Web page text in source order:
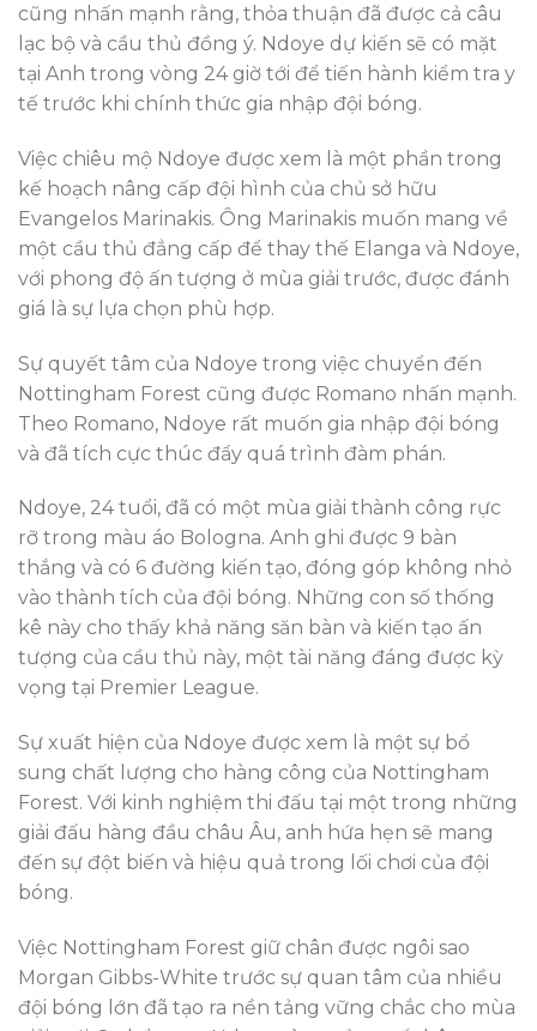
cũng nhấn mạnh rằng, thỏa thuận đã được cả câu
lạc bộ và cầu thủ đồng ý. Ndoye dự kiến sẽ có mặt
tại Anh trong vòng 24 giờ tới để tiến hành kiểm tra y
tế trước khi chính thức gia nhập đội bóng.
Việc chiêu mộ Ndoye được xem là một phần trong
kế hoạch nâng cấp đội hình của chủ sở hữu
Evangelos Marinakis. Ông Marinakis muốn mang về
một cầu thủ đẳng cấp để thay thế Elanga và Ndoye,
với phong độ ấn tượng ở mùa giải trước, được đánh
giá là sự lựa chọn phù hợp.
Sự quyết tâm của Ndoye trong việc chuyển đến
Nottingham Forest cũng được Romano nhấn mạnh.
Theo Romano, Ndoye rất muốn gia nhập đội bóng
và đã tích cực thúc đẩy quá trình đàm phán.
Ndoye, 24 tuổi, đã có một mùa giải thành công rực
rỡ trong màu áo Bologna. Anh ghi được 9 bàn
thắng và có 6 đường kiến tạo, đóng góp không nhỏ
vào thành tích của đội bóng. Những con số thống
kê này cho thấy khả năng săn bàn và kiến tạo ấn
tượng của cầu thủ này, một tài năng đáng được kỳ
vọng tại Premier League.
Sự xuất hiện của Ndoye được xem là một sự bổ
sung chất lượng cho hàng công của Nottingham
Forest. Với kinh nghiệm thi đấu tại một trong những
giải đấu hàng đầu châu Âu, anh hứa hẹn sẽ mang
đến sự đột biến và hiệu quả trong lối chơi của đội
bóng.
Việc Nottingham Forest giữ chân được ngôi sao
Morgan Gibbs-White trước sự quan tâm của nhiều
đội bóng lớn đã tạo ra nền tảng vững chắc cho mùa